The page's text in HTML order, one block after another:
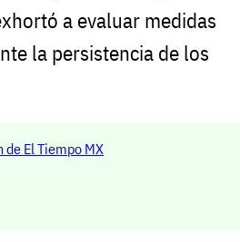
a evaluar medidas
la persistencia de los
de El Tiempo MX